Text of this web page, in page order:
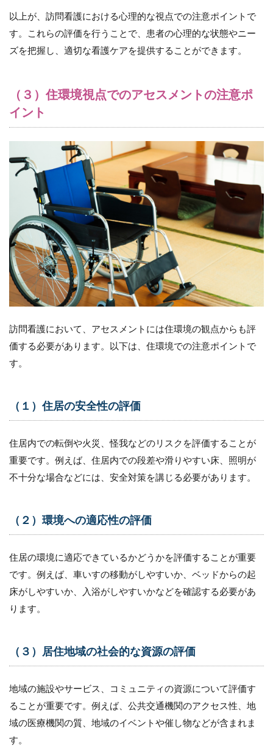
方法
13.1
（１）
実地指
13.2
（２）
ガイド
ュアル
を活用
する
13.3
（３）
ロール
プレイ
をおこ
なう
13.4
（４）
研修や
を実施
する
15
訪問
未経
験か
らの
独立
レゼ
ント
以上が、訪問看護における心理的な視点での注意ポイントで
す。これらの評価を行うことで、患者の心理的な状態やニー
ズを把握し、適切な看護ケアを提供することができます。
（３）住環境視点でのアセスメントの注意ポ
イント
訪問看護において、アセスメントには住環境の観点からも評
価する必要があります。以下は、住環境での注意ポイントで
す。
（１）住居の安全性の評価
住居内での転倒や火災、怪我などのリスクを評価することが
重要です。例えば、住居内での段差や滑りやすい床、照明が
不十分な場合などには、安全対策を講じる必要があります。
（２）環境への適応性の評価
住居の環境に適応できているかどうかを評価することが重要
です。例えば、車いすの移動がしやすいか、ベッドからの起
床がしやすいか、入浴がしやすいかなどを確認する必要があ
ります。
（３）居住地域の社会的な資源の評価
地域の施設やサービス、コミュニティの資源について評価す
ることが重要です。例えば、公共交通機関のアクセス性、地
域の医療機関の質、地域のイベントや催し物などが含まれま
す。